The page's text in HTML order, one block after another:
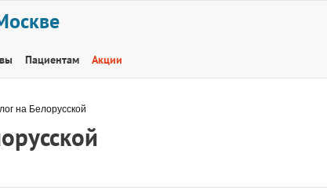
Пациентам Акции
на Белорусской